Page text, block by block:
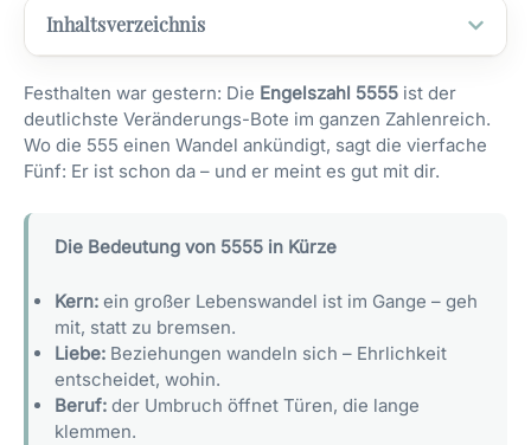
Inhaltsverzeichnis
Festhalten war gestern: Die Engelszahl 5555 ist der
deutlichste Veränderungs-Bote im ganzen Zahlenreich.
Wo die 555 einen Wandel ankündigt, sagt die vierfache
Fünf: Er ist schon da – und er meint es gut mit dir.
Die Bedeutung von 5555 in Kürze
Kern: ein großer Lebenswandel ist im Gange – geh
mit, statt zu bremsen.
Liebe: Beziehungen wandeln sich – Ehrlichkeit
entscheidet, wohin.
Beruf: der Umbruch öffnet Türen, die lange
klemmen.